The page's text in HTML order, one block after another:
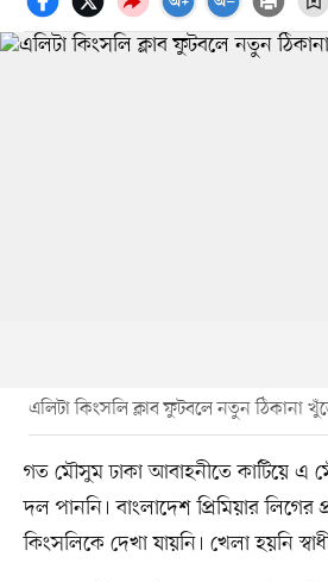
এলিটা কিংসলি ক্লাব ফুটবলে নতুন ঠিকানা
গত মৌসুম ঢাকা আবাহনীতে কাটিয়ে
দল পাননি। বাংলাদেশ প্রিমিয়ার লিগের
কিংসলিকে দেখা যায়নি। খেলা হয়নি